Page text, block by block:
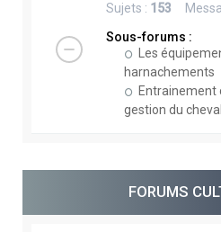
Sujets : 153
Sous-forums :
Les
harnachements
Entrainement
gestion du cheval
FORUMS